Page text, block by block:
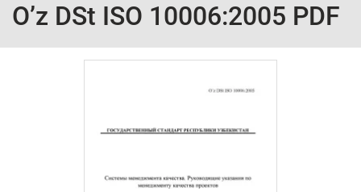
O’z DSt ISO 10006:2005 PDF